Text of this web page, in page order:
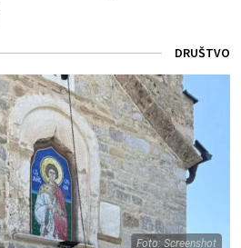
DRUŠTVO
Foto: Screenshot